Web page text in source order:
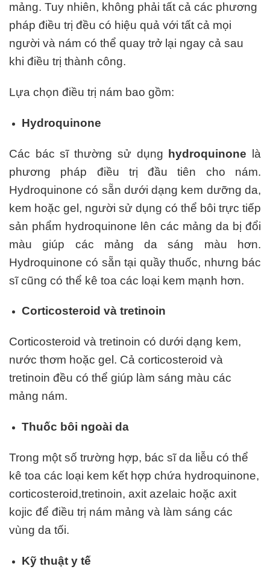
mảng. Tuy nhiên, không phải tất cả các phương
pháp điều trị đều có hiệu quả với tất cả mọi
người và nám có thể quay trở lại ngay cả sau
khi điều trị thành công.
Lựa chọn điều trị nám bao gồm:
Hydroquinone
Các bác sĩ thường sử dụng hydroquinone là
phương pháp điều trị đầu tiên cho nám.
Hydroquinone có sẵn dưới dạng kem dưỡng da,
kem hoặc gel, người sử dụng có thể bôi trực tiếp
sản phẩm hydroquinone lên các mảng da bị đổi
màu giúp các mảng da sáng màu hơn.
Hydroquinone có sẵn tại quầy thuốc, nhưng bác
sĩ cũng có thể kê toa các loại kem mạnh hơn.
Corticosteroid và tretinoin
Corticosteroid và tretinoin có dưới dạng kem,
nước thơm hoặc gel. Cả corticosteroid và
tretinoin đều có thể giúp làm sáng màu các
mảng nám.
Thuốc bôi ngoài da
Trong một số trường hợp, bác sĩ da liễu có thể
kê toa các loại kem kết hợp chứa hydroquinone,
corticosteroid,tretinoin, axit azelaic hoặc axit
kojic để điều trị nám mảng và làm sáng các
vùng da tối.
Kỹ thuật y tế